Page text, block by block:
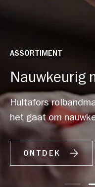
ASSORTIMENT
Nauwkeurig
Hultafors
het gaat om
ONTDEK